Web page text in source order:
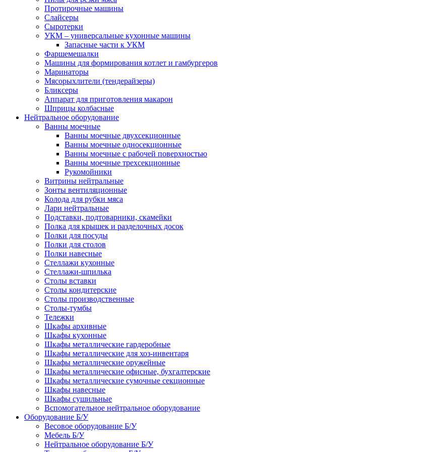
Протирочные машины
Слайсеры
Сыротерки
УКМ – универсальные кухонные машины
Запасные части к УКМ
Фаршемешалки
Машины для формирования котлет и гамбургеров
Маринаторы
Мясорыхлители (тендерайзеры)
Бликсеры
Аппарат для приготовления макарон
Шприцы колбасные
Нейтральное оборудование
Ванны моечные
Ванны моечные двухсекционные
Ванны моечные односекционные
Ванны моечные с рабочей поверхностью
Ванны моечные трехсекционные
Рукомойники
Витрины нейтральные
Зонты вентиляционные
Колода для рубки мяса
Лари нейтральные
Подставки, подтоварники, скамейки
Полка для крышек и разделочных досок
Полки для посуды
Полки для столов
Полки навесные
Стеллажи кухонные
Стеллажи-шпилька
Столы вставки
Столы кондитерские
Столы производственные
Столы-тумбы
Тележки
Шкафы архивные
Шкафы кухонные
Шкафы металлические гардеробные
Шкафы металлические для хоз-инвентаря
Шкафы металлические оружейные
Шкафы металлические офисные, бухгалтерские
Шкафы металлические сумочные секционные
Шкафы навесные
Шкафы сушильные
Вспомогательное нейтральное оборудование
Оборудование Б/У
Весовое оборудование Б/У
Мебель Б/У
Нейтральное оборудование Б/У